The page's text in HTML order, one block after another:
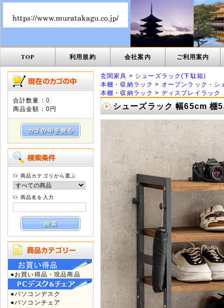
TOP 利用規約 会社案内 ご利用案内
合計数量： 0
商品金額： 0円
商品カテゴリから選ぶ
商品名を入力
●お買い得品・現品商品
●パソコンデスク
●パソコンチェア
玄関家具 > シューズラック(下駄箱)
本棚・収納ラック > オープンラック・シ
本棚・収納ラック > ディスプレイラック
シューズラック 幅65cm 棚